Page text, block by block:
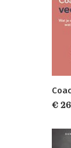
€